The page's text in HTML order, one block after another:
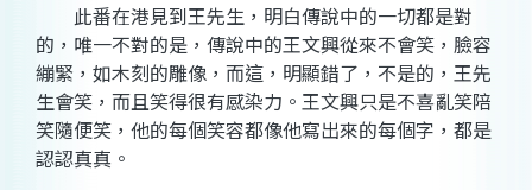
此番在港見到王先生，明白傳說中的一切都是對
的，唯一不對的是，傳說中的王文興從來不會笑，臉容
繃緊，如木刻的雕像，而這，明顯錯了，不是的，王先
生會笑，而且笑得很有感染力。王文興只是不喜亂笑陪
笑隨便笑，他的每個笑容都像他寫出來的每個字，都是
認認真真。